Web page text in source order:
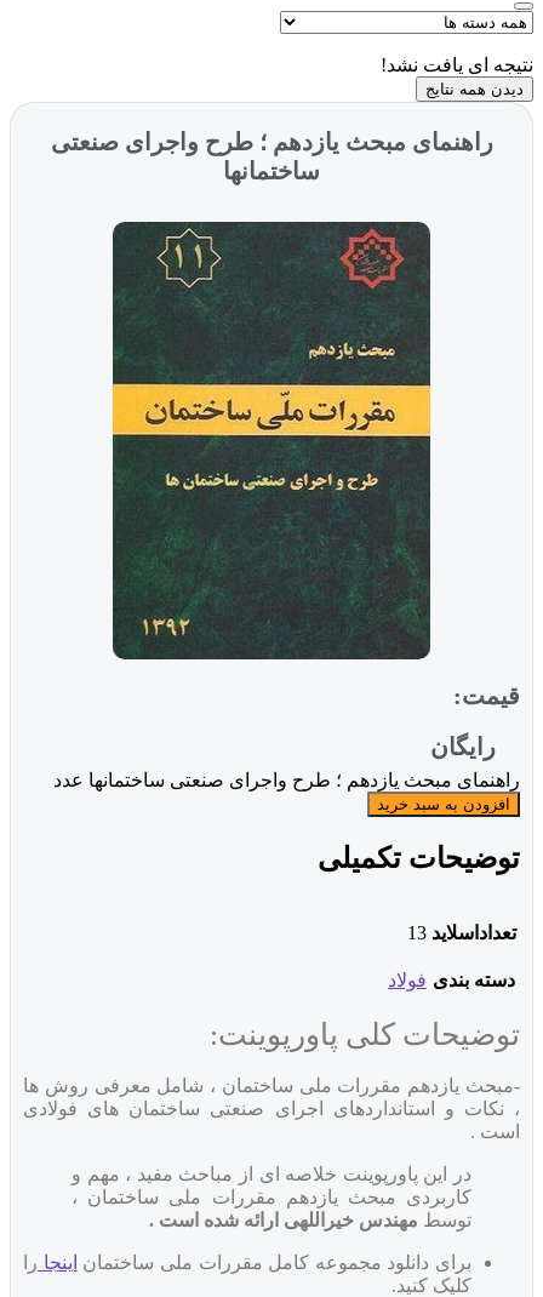
نتیجه ای یافت نشد!
دیدن همه نتایج
راهنمای مبحث یازدهم ؛ طرح واجرای صنعتی
ساختمانها
قیمت:
رایگان
راهنمای مبحث یازدهم ؛ طرح واجرای صنعتی ساختمانها عدد
افزودن به سبد خرید
توضیحات تکمیلی
تعداداسلاید 13
دسته بندی فولاد
توضیحات کلی پاورپوینت:
-مبحث یازدهم مقررات ملی ساختمان ، شامل معرفی روش ها
، نکات و استانداردهای اجرای صنعتی ساختمان های فولادی
است .
در این پاورپوینت خلاصه ای از مباحث مفید ، مهم و
کاربردی مبحث یازدهم مقررات ملی ساختمان ،
توسط مهندس خیراللهی ارائه شده است .
برای دانلود مجموعه کامل مقررات ملی ساختمان اینجا را
کلیک کنید.